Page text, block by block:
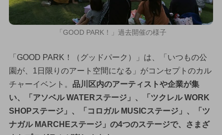
「GOOD PARK！」過去開催の様子
「GOOD PARK！（グッドパーク）」は、「いつもの公
園が、1日限りのアート空間になる」がコンセプトのカル
チャーイベント。 品川区内のアーティストや企業が集
い、「アソベル WATERステージ」、「ツクレル WORK
SHOPステージ」、「コロガル MUSICステージ」、「ツ
ナガル MARCHEステージ」の4つのステージで、さまざ